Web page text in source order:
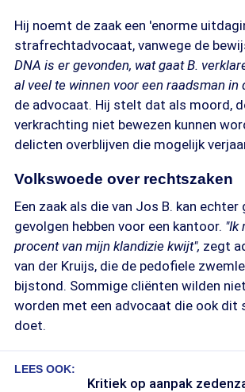
Hij noemt de zaak een 'enorme
strafrechtadvocaat, vanwege de
DNA is er gevonden, wat gaat B.
al veel te winnen voor een raadsman in
de advocaat. Hij stelt dat als moord,
verkrachting niet bewezen kunnen
delicten overblijven die mogelijk
Volkswoede over rechtszaken
Een zaak als die van Jos B. kan
gevolgen hebben voor een kantoor. "Ik
procent van mijn klandizie kwijt", zegt
van der Kruijs, die de pedofiele
bijstond. Sommige cliënten wilden
worden met een advocaat die ook dit
doet.
LEES OOK:
Kritiek op aanpak